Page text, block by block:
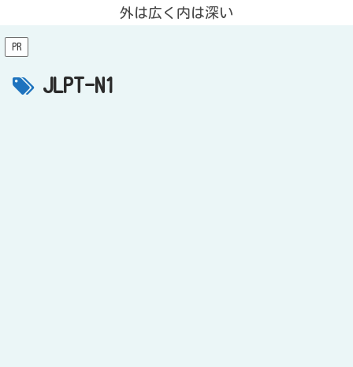
外は広く内は深い
PR
JLPT-N1